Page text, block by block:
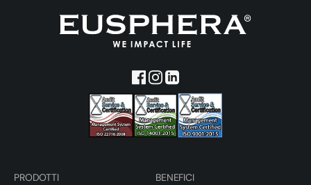
PRODOTTI BENEFICI